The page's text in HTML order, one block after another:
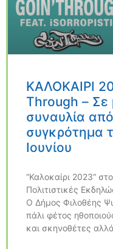
ΚΑΛΟΚΑΙΡΙ
Through – Σε
συναυλία
συγκρότημα
Ιουνίου
“Καλοκαίρι 2023“
Πολιτιστικές
Ο Δήμος Φιλοθέης
πάλι φέτος
και σκηνοθέτες